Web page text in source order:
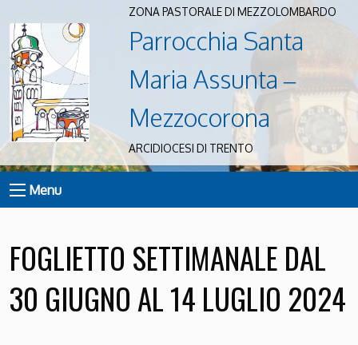
ZONA PASTORALE DI MEZZOLOMBARDO
Parrocchia Santa
Maria Assunta –
Mezzocorona
ARCIDIOCESI DI TRENTO
Menu
FOGLIETTO SETTIMANALE DAL
30 GIUGNO AL 14 LUGLIO 2024